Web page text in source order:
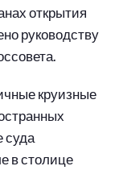
открытия
руководству
круизные
суда
в столице